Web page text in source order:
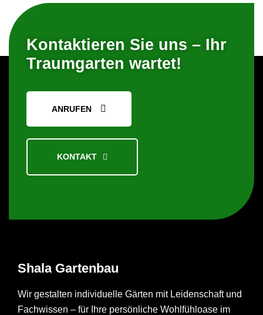
Kontaktieren Sie uns – Ihr
Traumgarten wartet!
ANRUFEN
KONTAKT
Shala Gartenbau
Wir gestalten individuelle Gärten mit Leidenschaft und
Fachwissen – für Ihre persönliche Wohlfühloase im